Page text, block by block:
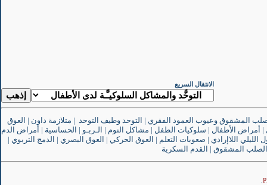
الانتقال السريع
المشقوق وعيوب العمود الفقري | التوحد وطيف التوحد | متلازمة داون | العوق
| أمراض الأطفال | سلوكيات الطفل | مشاكل النوم | الـربـو | الحساسية | أمراض الدم
الليلي اللاإرادي | صعوبات التعلم | العوق الحركي | العوق البصري | الدمج التربوي |
الصلب المشقوق | القدم السكرية